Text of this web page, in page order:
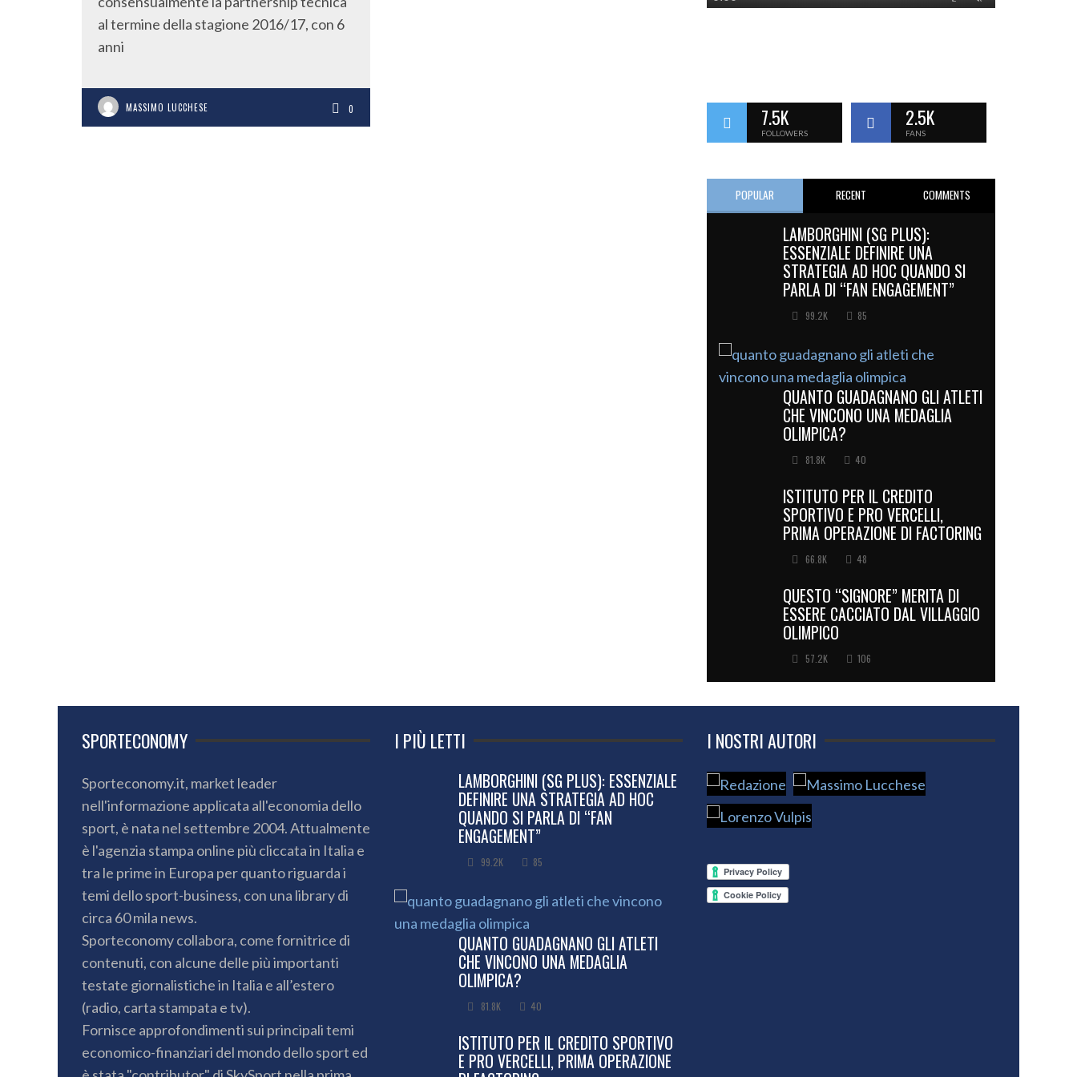
al termine della stagione 2016/17, con 6
anni
MASSIMO LUCCHESE 0 7.5K
FOLLOWERS
2.5K
FANS
POPULAR RECENT COMMENTS
LAMBORGHINI (SG PLUS):
ESSENZIALE DEFINIRE UNA
STRATEGIA AD HOC QUANDO SI
PARLA DI “FAN ENGAGEMENT”
99.2K 85
QUANTO GUADAGNANO GLI ATLETI
CHE VINCONO UNA MEDAGLIA
OLIMPICA?
81.8K 40
ISTITUTO PER IL CREDITO
SPORTIVO E PRO VERCELLI,
PRIMA OPERAZIONE DI FACTORING
66.8K 48
QUESTO “SIGNORE” MERITA DI
ESSERE CACCIATO DAL VILLAGGIO
OLIMPICO
57.2K 106
SPORTECONOMY
Sporteconomy.it, market leader
nell'informazione applicata all'economia dello
sport, è nata nel settembre 2004. Attualmente
è l'agenzia stampa online più cliccata in Italia e
tra le prime in Europa per quanto riguarda i
temi dello sport-business, con una library di
circa 60 mila news.
Sporteconomy collabora, come fornitrice di
contenuti, con alcune delle più importanti
testate giornalistiche in Italia e all’estero
(radio, carta stampata e tv).
Fornisce approfondimenti sui principali temi
economico-finanziari del mondo dello sport ed
I PIÙ LETTI
LAMBORGHINI (SG PLUS): ESSENZIALE
DEFINIRE UNA STRATEGIA AD HOC
QUANDO SI PARLA DI “FAN
ENGAGEMENT”
99.2K 85
QUANTO GUADAGNANO GLI ATLETI
CHE VINCONO UNA MEDAGLIA
OLIMPICA?
81.8K 40
ISTITUTO PER IL CREDITO SPORTIVO
E PRO VERCELLI, PRIMA OPERAZIONE
I NOSTRI AUTORI